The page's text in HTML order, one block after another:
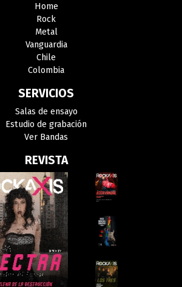
Home
Rock
Metal
Vanguardia
Chile
Colombia
SERVICIOS
Salas de ensayo
Estudio de grabación
Ver Bandas
REVISTA